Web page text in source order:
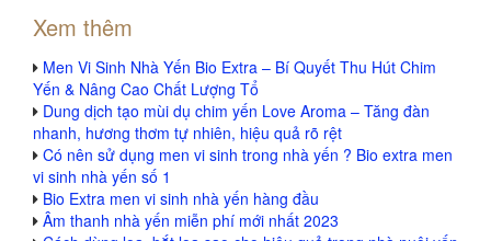
Xem thêm
Men Vi Sinh Nhà Yến Bio Extra – Bí Quyết Thu Hút Chim
Yến & Nâng Cao Chất Lượng Tổ
Dung dịch tạo mùi dụ chim yến Love Aroma – Tăng đàn
nhanh, hương thơm tự nhiên, hiệu quả rõ rệt
Có nên sử dụng men vi sinh trong nhà yến ? Bio extra men
vi sinh nhà yến số 1
Bio Extra men vi sinh nhà yến hàng đầu
Âm thanh nhà yến miễn phí mới nhất 2023